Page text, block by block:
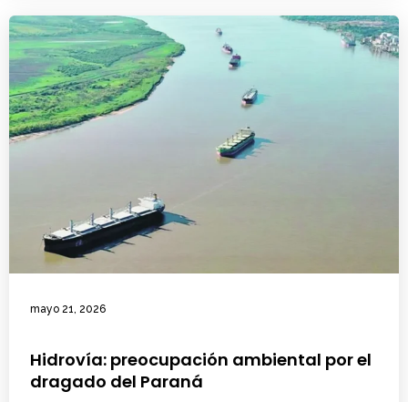
mayo 21, 2026
Hidrovía: preocupación ambiental por el
dragado del Paraná